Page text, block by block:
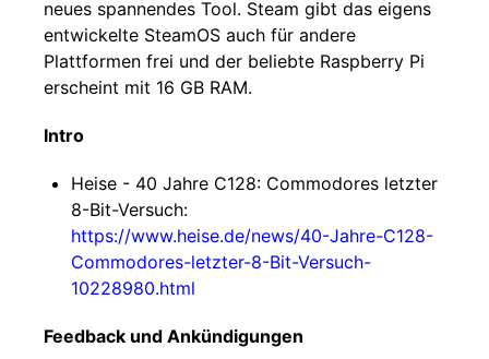
neues spannendes Tool. Steam gibt das eigens
entwickelte SteamOS auch für andere
Plattformen frei und der beliebte Raspberry Pi
erscheint mit 16 GB RAM.
Intro
Heise - 40 Jahre C128: Commodores letzter
8-Bit-Versuch:
https://www.heise.de/news/40-Jahre-C128-
Commodores-letzter-8-Bit-Versuch-
10228980.html
Feedback und Ankündigungen